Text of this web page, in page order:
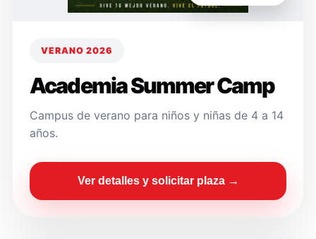
VERANO 2026
Academia Summer Camp
Campus de verano para niños y niñas de 4 a 14
años.
Ver detalles y solicitar plaza →